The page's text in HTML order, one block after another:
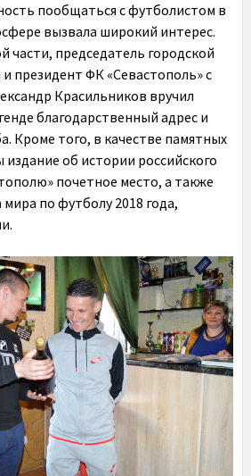
пообщаться с футболистом в
вызвала широкий интерес.
части, председатель городской
президент ФК «Севастополь» с
Красильников вручил
благодарственный адрес и
Кроме того, в качестве памятных
об истории российского
почетное место, а также
по футболу 2018 года,